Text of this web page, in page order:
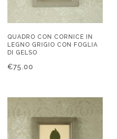
QUADRO CON CORNICE IN
LEGNO GRIGIO CON FOGLIA
DI GELSO
€75.00